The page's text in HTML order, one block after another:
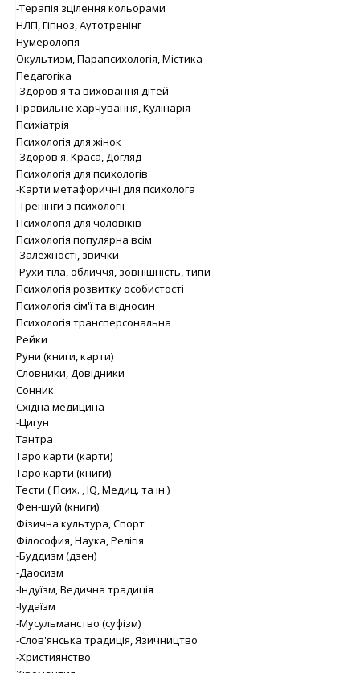
-Терапія зцілення кольорами
НЛП, Гіпноз, Аутотренінг
Нумерологія
Окультизм, Парапсихологія, Містика
Педагогіка
-Здоров'я та виховання дітей
Правильне харчування, Кулінарія
Психіатрія
Психологія для жінок
-Здоров'я, Краса, Догляд
Психологія для психологів
-Карти метафоричні для психолога
-Тренінги з психології
Психологія для чоловіків
Психологія популярна всім
-Залежності, звички
-Рухи тіла, обличчя, зовнішність, типи
Психологія розвитку особистості
Психологія сім'ї та відносин
Психологія трансперсональна
Рейки
Руни (книги, карти)
Словники, Довідники
Сонник
Східна медицина
-Цигун
Тантра
Таро карти (карти)
Таро карти (книги)
Тести ( Псих. , IQ, Медиц. та ін.)
Фен-шуй (книги)
Фізична культура, Спорт
Філософия, Наука, Релігія
-Буддизм (дзен)
-Даосизм
-Індуїзм, Ведична традиція
-Іудаїзм
-Мусульманство (суфізм)
-Слов'янська традиція, Язичництво
-Християнство